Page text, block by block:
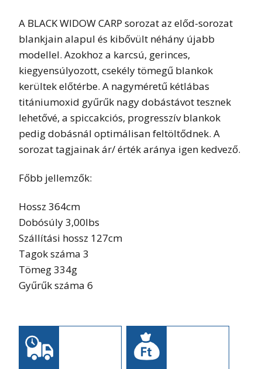
A BLACK WIDOW CARP sorozat az előd-sorozat
blankjain alapul és kibővült néhány újabb
modellel. Azokhoz a karcsú, gerinces,
kiegyensúlyozott, csekély tömegű blankok
kerültek előtérbe. A nagyméretű kétlábas
titániumoxid gyűrűk nagy dobástávot tesznek
lehetővé, a spiccakciós, progresszív blankok
pedig dobásnál optimálisan feltöltődnek. A
sorozat tagjainak ár/ érték aránya igen kedvező.
Főbb jellemzők:
Hossz 364cm
Dobósúly 3,00lbs
Szállítási hossz 127cm
Tagok száma 3
Tömeg 334g
Gyűrűk száma 6